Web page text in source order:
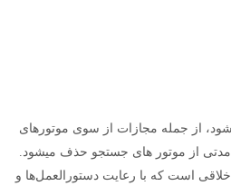
از جمله مجازات از سوی موتورهای
از موتور های جستجو حذف میشود.
است که با رعایت دستورالعمل‌ها و